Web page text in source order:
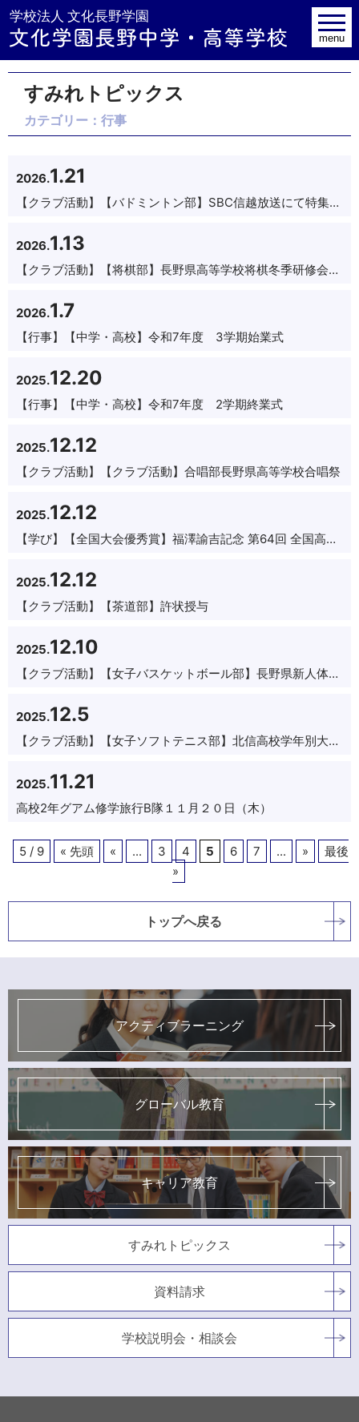
学校法人toggle
menu
すみれトピックス
カテゴリー：行事
2026.1.21
【クラブ活動】 【バドミントン部】SBC信越放送にて特集されました
2026.1.13
【クラブ活動】 【将棋部】長野県高等学校将棋冬季研修会に参加しました
2026.1.7
【行事】 【中学・高校】令和7年度 3学期始業式
2025.12.20
【行事】 【中学・高校】令和7年度 2学期終業式
2025.12.12
【クラブ活動】 【クラブ活動】合唱部長野県高等学校合唱祭
2025.12.12
【学び】 【全国大会優秀賞】福澤諭吉記念 第64回 全国高等学校弁論大会（主催：中津市/慶應義塾大学）
2025.12.12
【クラブ活動】 【茶道部】許状授与
2025.12.10
【クラブ活動】 【女子バスケットボール部】長野県新人体育大会北信大会結果報告
2025.12.5
【クラブ活動】 【女子ソフトテニス部】北信高校学年別大会結果報告
2025.11.21
高校2年グアム修学旅行B隊１１月２０日（木）
5 / 9 « 先頭 « ... 3 4 5 6 7 ... »
最後
»
トップへ戻る
アクティブラーニング
グローバル教育
キャリア教育
すみれトピックス
資料請求
学校説明会・相談会